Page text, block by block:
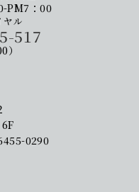
PM7：00
ヤル
517
）
6F
0290